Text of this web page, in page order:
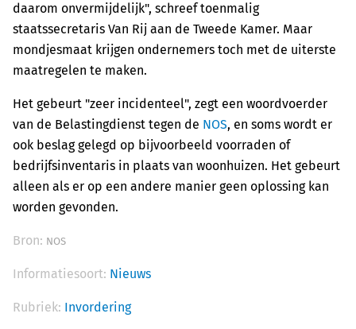
daarom onvermijdelijk", schreef toenmalig
staatssecretaris Van Rij aan de Tweede Kamer. Maar
mondjesmaat krijgen ondernemers toch met de uiterste
maatregelen te maken.
Het gebeurt "zeer incidenteel", zegt een woordvoerder
van de Belastingdienst tegen de NOS, en soms wordt er
ook beslag gelegd op bijvoorbeeld voorraden of
bedrijfsinventaris in plaats van woonhuizen. Het gebeurt
alleen als er op een andere manier geen oplossing kan
worden gevonden.
Bron: NOS
Informatiesoort: Nieuws
Rubriek: Invordering